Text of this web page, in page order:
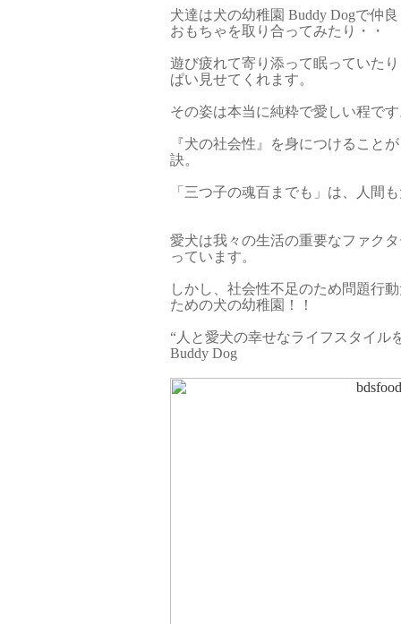
犬達は犬の幼稚園 Buddy Dogで仲
おもちゃを取り合ってみたり・・
遊び疲れて寄り添って眠っていた
ぱい見せてくれます。
その姿は本当に純粋で愛しい程で
『犬の社会性』を身につけること
訣。
「三つ子の魂百までも」は、人間
愛犬は我々の生活の重要なファク
っています。
しかし、社会性不足のため問題行
ための犬の幼稚園！！
“人と愛犬の幸せなライフスタイ
Buddy Dog